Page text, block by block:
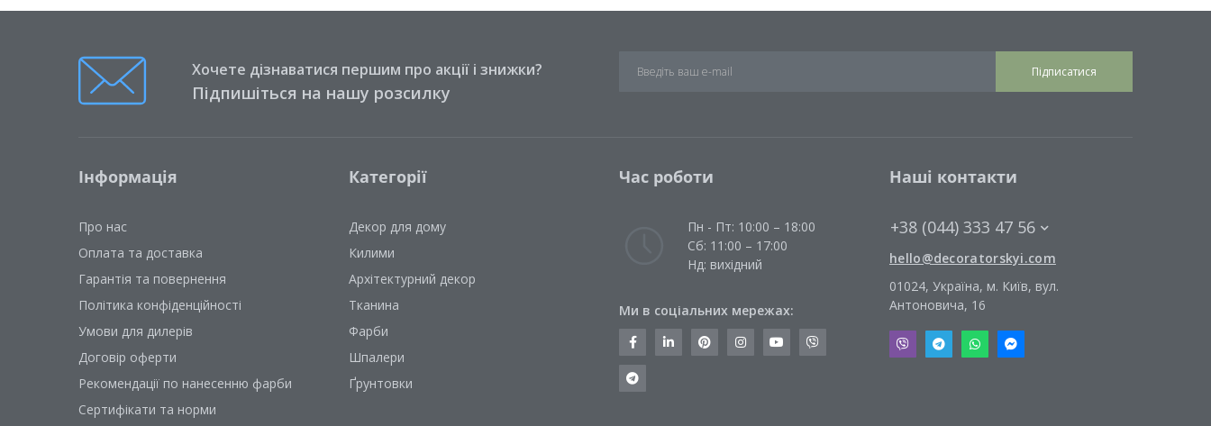
Хочете дізнаватися першим про акції і знижки?
Підпишіться на нашу розсилку
Підписатися
Інформація
Про нас
Оплата та доставка
Гарантія та повернення
Політика конфіденційності
Умови для дилерів
Договір оферти
Рекомендації по нанесенню фарби
Сертифікати та норми
Категорії
Декор для дому
Килими
Архітектурний декор
Тканина
Фарби
Шпалери
Ґрунтовки
Час роботи
Пн - Пт: 10:00 – 18:00
Сб: 11:00 – 17:00
Нд: вихідний
Ми в соціальних мережах:
Наші контакти
+38 (044) 333 47 56
hello@decoratorskyi.com
01024, Україна, м. Київ, вул.
Антоновича, 16